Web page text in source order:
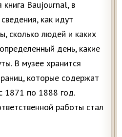
книга Baujournal, в
как идут
сколько людей и каких
день, какие
В музее хранится
которые содержат
1871 по 1888 год.
работы стал